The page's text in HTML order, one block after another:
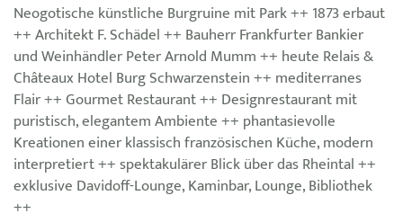
Neogotische künstliche Burgruine mit Park ++ 1873 erbaut
++ Architekt F. Schädel ++ Bauherr Frankfurter Bankier
und Weinhändler Peter Arnold Mumm ++ heute Relais &
Châteaux Hotel Burg Schwarzenstein ++ mediterranes
Flair ++ Gourmet Restaurant ++ Designrestaurant mit
puristisch, elegantem Ambiente ++ phantasievolle
Kreationen einer klassisch französischen Küche, modern
interpretiert ++ spektakulärer Blick über das Rheintal ++
exklusive Davidoff-Lounge, Kaminbar, Lounge, Bibliothek
++